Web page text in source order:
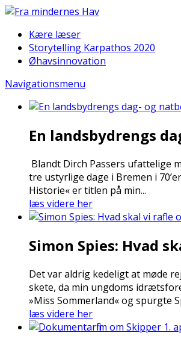
Kære læser
Storytelling Karpathos 2020
Øhavsinnovation
Navigationsmenu
En landsbydrengs
Blandt Dirch Passers ufattelige
tre ustyrlige dage i Bremen i
Historie« er titlen på min...
læs videre her
Simon Spies: Hvad
Det var aldrig kedeligt at møde
skete, da min ungdoms
»Miss Sommerland« og spurgte
læs videre her